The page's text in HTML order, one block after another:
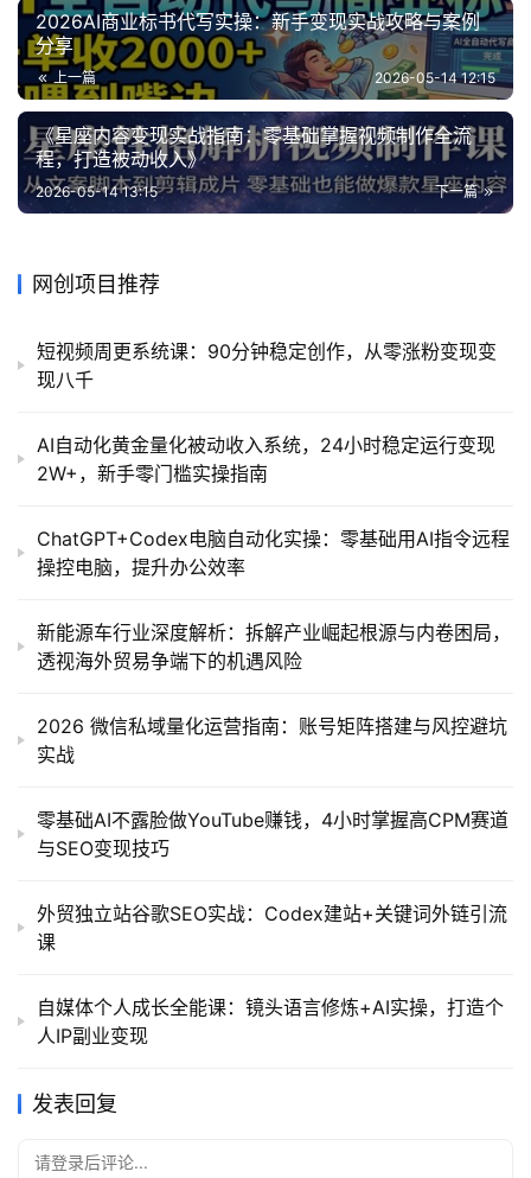
网2026AI商业标书代写实操：新手变现实战攻略与案例
分享
上一篇 2026-05-14 12:15
《星座内容变现实战指南：零基础掌握视频制作全流
程，打造被动收入》
下一篇
2026-05-14 13:15
网创项目推荐
短视频周更系统课：90分钟稳定创作，从零涨粉变现变
现八千
AI自动化黄金量化被动收入系统，24小时稳定运行变现
2W+，新手零门槛实操指南
ChatGPT+Codex电脑自动化实操：零基础用AI指令远程
操控电脑，提升办公效率
新能源车行业深度解析：拆解产业崛起根源与内卷困局，
透视海外贸易争端下的机遇风险
2026 微信私域量化运营指南：账号矩阵搭建与风控避坑
实战
零基础AI不露脸做YouTube赚钱，4小时掌握高CPM赛道
与SEO变现技巧
外贸独立站谷歌SEO实战：Codex建站+关键词外链引流
课
自媒体个人成长全能课：镜头语言修炼+AI实操，打造个
人IP副业变现
发表回复
请登录后评论...